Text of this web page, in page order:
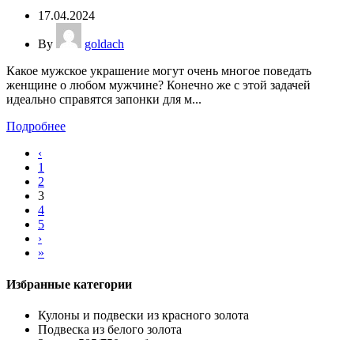
17.04.2024
By
goldach
Какое мужское украшение могут очень многое поведать
женщине о любом мужчине? Конечно же с этой задачей
идеально справятся запонки для м...
Подробнее
‹
1
2
3
4
5
›
»
Избранные категории
Кулоны и подвески из красного золота
Подвеска из белого золота